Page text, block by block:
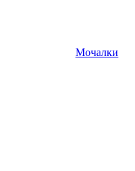
Мочалки